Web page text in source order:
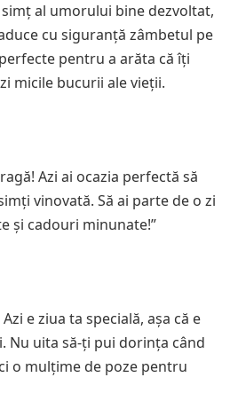
al umorului bine dezvoltat,
cu siguranță zâmbetul pe
pentru a arăta că îți
micile bucurii ale vieții.
Azi ai ocazia perfectă să
vinovată. Să ai parte de o zi
și cadouri minunate!”
e ziua ta specială, așa că e
Nu uita să-ți pui dorința când
o mulțime de poze pentru